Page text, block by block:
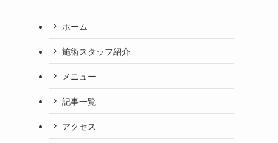
ホーム
施術スタッフ紹介
メニュー
記事一覧
アクセス